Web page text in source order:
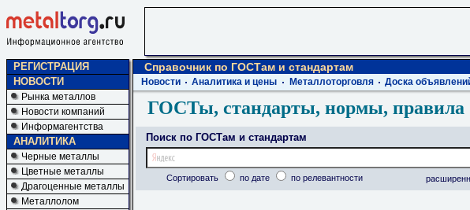
РЕГИСТРАЦИЯ
НОВОСТИ
Рынка металлов
Новости компаний
Информагентства
АНАЛИТИКА
Черные металлы
Цветные металлы
Драгоценные металлы
Металлолом
Справочник по ГОСТам и стандартам
Новости Аналитика и цены Металлоторговля Доска
ГОСТы, стандарты, нормы, правила
Поиск по ГОСТам и стандартам
Сортировать по дате по релевантности